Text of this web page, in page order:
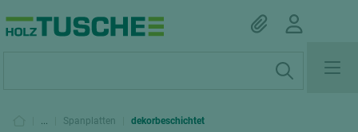
... Spanplatten dekorbeschichtet